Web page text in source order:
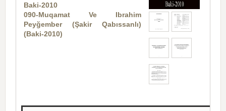
Baki-2010
090-Muqamat Ve Ibrahim
Peyğember (Şakir Qabıssanlı)
(Baki-2010)